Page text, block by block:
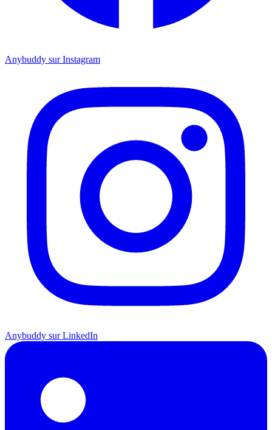
Anybuddy sur Instagram
Anybuddy sur LinkedIn